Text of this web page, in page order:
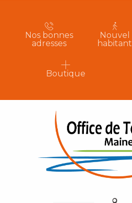
Nos bonnes
adresses
Nouvel
habitant
Boutique